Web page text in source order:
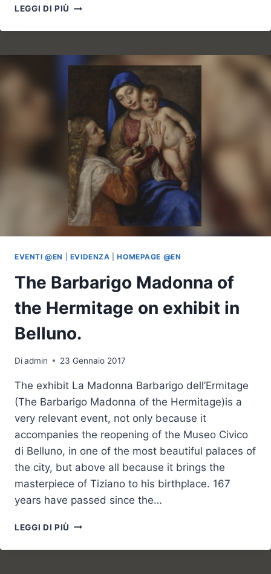
LEGGI DI PIÙ PALAZZO
THE
OF
EVENTI @EN EVIDENZA |HOMEPAGE @EN
The Barbarigo Madonna of
the Hermitage on exhibit in
Belluno.
Diadmin 23 Gennaio 2017
The exhibit La Madonna Barbarigo dell’Ermitage
(The Barbarigo Madonna of the Hermitage)is a
very relevant event, not only because it
accompanies the reopening of the Museo Civico
di Belluno, in one of the most beautiful palaces of
the city, but above all because it brings the
masterpiece of Tiziano to his birthplace. 167
years have passed since the…
LEGGI DI PIÙ THE
MADONNA